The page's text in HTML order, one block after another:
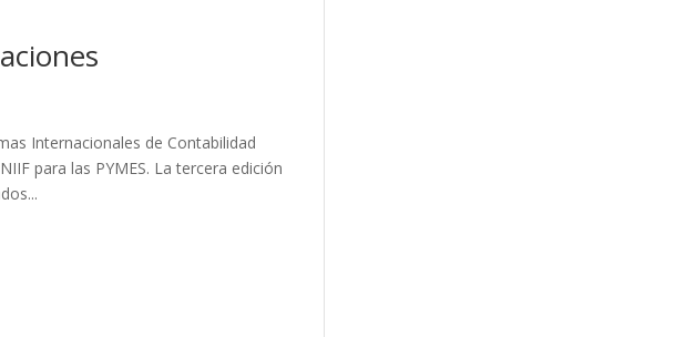
Internacionales de Contabilidad
para las PYMES. La tercera edición